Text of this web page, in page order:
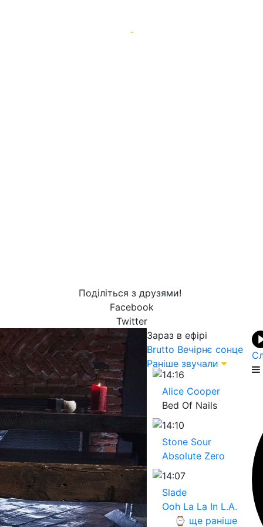
-
Поділіться з друзями!
Facebook
Twitter
Зараз в ефірі
Brutto Вечірнє сонце
Раніше звучали
14:16
Alice Cooper
Bed Of Nails
14:10
Stone Sour
Absolute Zero
14:07
Slade
Ooh La La In L.A.
⌚ ще раніше